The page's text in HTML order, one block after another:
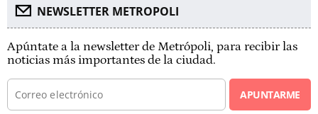
NEWSLETTER METROPOLI
Apúntate a la newsletter de Metrópoli, para recibir las
noticias más importantes de la ciudad.
APUNTARME